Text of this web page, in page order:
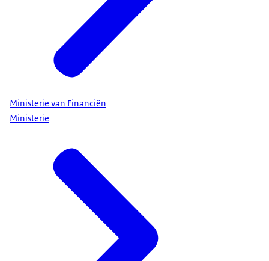
Ministerie van Financiën
Ministerie